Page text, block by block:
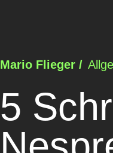
Mario Flieger /
5